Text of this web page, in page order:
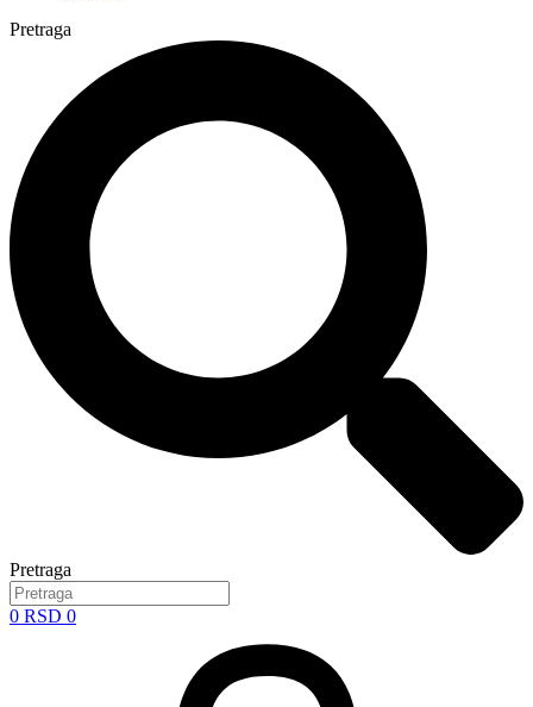
Pretraga
Pretraga
0 RSD 0